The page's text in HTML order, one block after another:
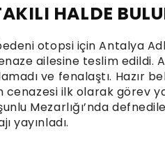
HALDE
otopsi için Antalya Adli
ailesine teslim edildi.
ve fenalaştı. Hazır
cenazesi ilk olarak görev
Mezarlığı’nda
yayınladı.